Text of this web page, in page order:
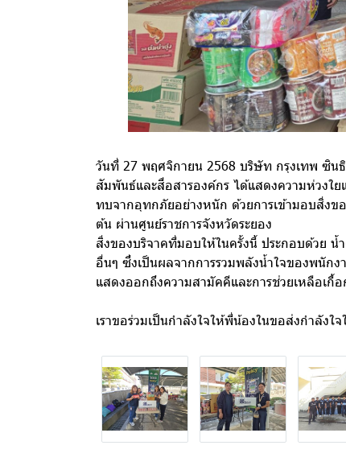
วันที่ 27 พฤศจิกายน 2568 บริษัท กรุงเทพ ซิ
สัมพันธ์และสื่อสารองค์กร ได้แสดงความห่วงใ
ทบจากอุทกภัยอย่างหนัก ด้วยการเข้ามอบสิ่งขอ
ต้น ผ่านศูนย์ราชการจังหวัดระยอง
สิ่งของบริจาคที่มอบให้ในครั้งนี้ ประกอบด้วย น้
อื่นๆ ซึ่งเป็นผลจากการรวมพลังน้ำใจของพนัก
แสดงออกถึงความสามัคคีและการช่วยเหลือเกื้
เราขอร่วมเป็นกำลังใจให้พี่น้องในขอส่งกำลัง